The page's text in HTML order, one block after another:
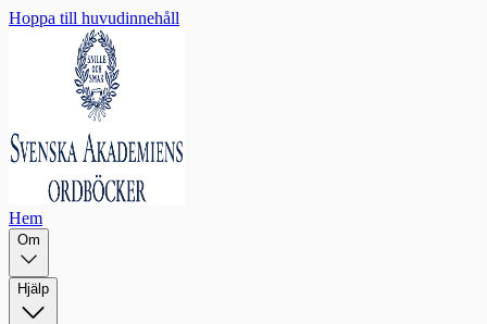
Hoppa till huvudinnehåll
Hem
Om
Hjälp